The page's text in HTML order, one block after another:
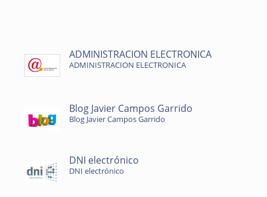
ADMINISTRACION ELECTRONICA
ADMINISTRACION ELECTRONICA
Blog Javier Campos Garrido
Blog Javier Campos Garrido
DNI electrónico
DNI electrónico